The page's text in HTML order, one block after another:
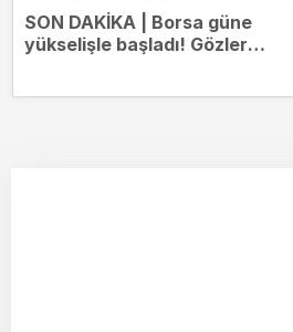
SON DAKİKA | Borsa güne
yükselişle başladı! Gözler